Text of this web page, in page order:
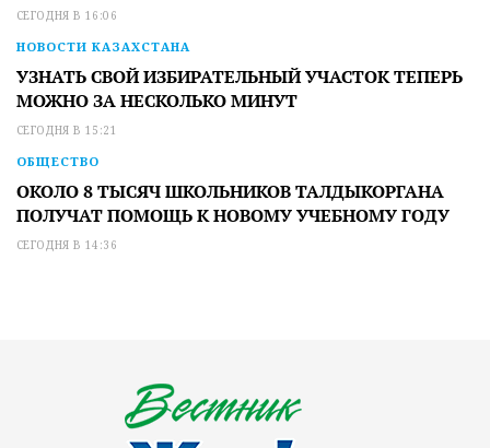
СЕГОДНЯ В 16:06
НОВОСТИ КАЗАХСТАНА
УЗНАТЬ СВОЙ ИЗБИРАТЕЛЬНЫЙ УЧАСТОК ТЕПЕРЬ
МОЖНО ЗА НЕСКОЛЬКО МИНУТ
СЕГОДНЯ В 15:21
ОБЩЕСТВО
ОКОЛО 8 ТЫСЯЧ ШКОЛЬНИКОВ ТАЛДЫКОРГАНА
ПОЛУЧАТ ПОМОЩЬ К НОВОМУ УЧЕБНОМУ ГОДУ
СЕГОДНЯ В 14:36